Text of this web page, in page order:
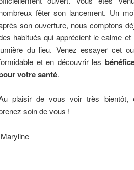
fêter son lancement. Un
son ouverture, nous comptons
habitués qui apprécient le calme et
du lieu. Venez essayer cet
et en découvrir les
votre santé.
plaisir de vous voir très bientôt,
soin de vous !
Maryline